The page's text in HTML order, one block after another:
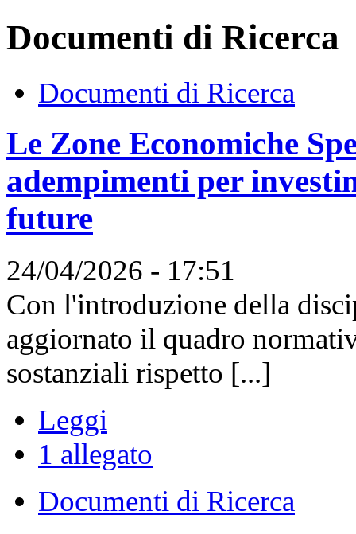
Documenti di Ricerca
Documenti di Ricerca
Le Zone Economiche
adempimenti per
future
24/04/2026 - 17:51
Con l'introduzione della
aggiornato il quadro
sostanziali rispetto [...]
Leggi
1 allegato
Documenti di Ricerca